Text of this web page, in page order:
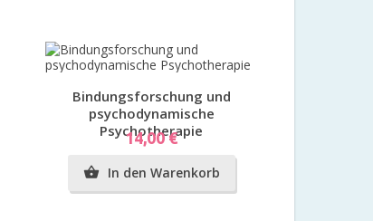
Vorschau
Bindungsforschung und
psychodynamische
Psychotherapie
Preis
14,00 €
 In den Warenkorb